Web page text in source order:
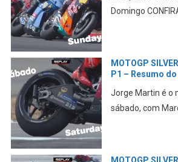
O WorldSBK
Confira aqui,